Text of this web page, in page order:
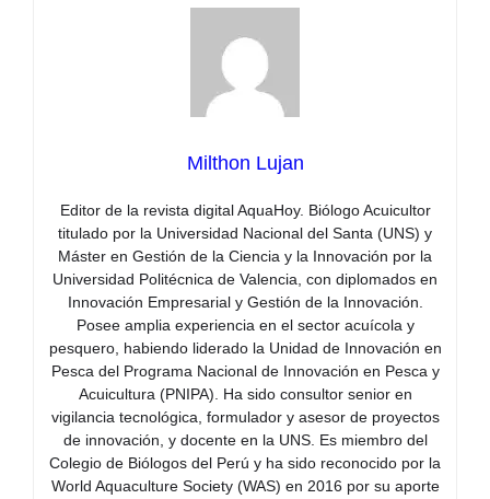
Milthon Lujan
Editor de la revista digital AquaHoy. Biólogo Acuicultor
titulado por la Universidad Nacional del Santa (UNS) y
Máster en Gestión de la Ciencia y la Innovación por la
Universidad Politécnica de Valencia, con diplomados en
Innovación Empresarial y Gestión de la Innovación.
Posee amplia experiencia en el sector acuícola y
pesquero, habiendo liderado la Unidad de Innovación en
Pesca del Programa Nacional de Innovación en Pesca y
Acuicultura (PNIPA). Ha sido consultor senior en
vigilancia tecnológica, formulador y asesor de proyectos
de innovación, y docente en la UNS. Es miembro del
Colegio de Biólogos del Perú y ha sido reconocido por la
World Aquaculture Society (WAS) en 2016 por su aporte